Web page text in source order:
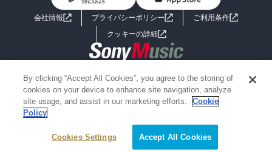
小説
海外小説
ミステリー SF
歴史・時代小説
グラビア写真集
よくあるご質問 お問い合わせ
会社情報 プライバシーポリシー
ご利用条件
クッキーの詳細
Copyright 2017 - 2026 Sony Music Entertainment(Japan) Inc.
Information on the site is for the Japan domestic market only
powered by
By clicking “Accept All Cookies”, you agree to the storing of
cookies on your device to enhance site navigation, analyze
site usage, and assist in our marketing efforts.
Cookie
Policy
Cookies Settings Accept All Cookies